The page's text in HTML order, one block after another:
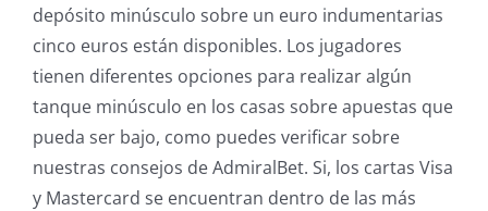
depósito minúsculo sobre un euro indumentarias
cinco euros están disponibles. Los jugadores
tienen diferentes opciones para realizar algún
tanque minúsculo en los casas sobre apuestas que
pueda ser bajo, como puedes verificar sobre
nuestras consejos de AdmiralBet. Si, los cartas Visa
y Mastercard se encuentran dentro de las más